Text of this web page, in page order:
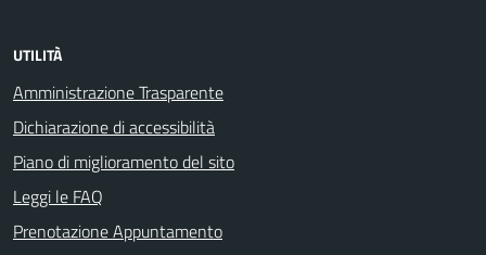
UTILITÀ
Amministrazione Trasparente
Dichiarazione di accessibilità
Piano di miglioramento del sito
Leggi le FAQ
Prenotazione Appuntamento